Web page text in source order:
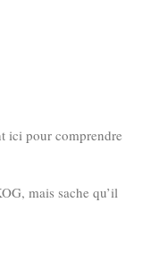
ici pour comprendre
mais sache qu’il